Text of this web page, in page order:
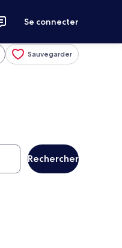
Se connecter
Sauvegarder
Rechercher